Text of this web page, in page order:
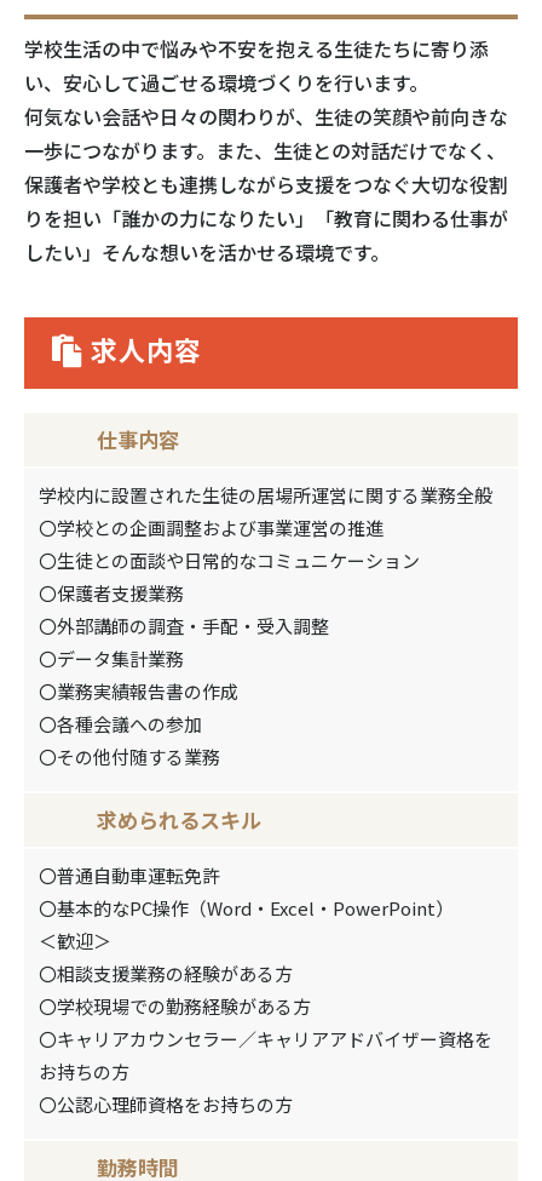
学校生活の中で悩みや不安を抱える生徒たちに寄り添
い、安心して過ごせる環境づくりを行います。
何気ない会話や日々の関わりが、生徒の笑顔や前向きな
一歩につながります。また、生徒との対話だけでなく、
保護者や学校とも連携しながら支援をつなぐ大切な役割
りを担い 「誰かの力になりたい」「教育に関わる仕事が
したい」そんな想いを活かせる環境です。
求人内容
仕事内容
学校内に設置された生徒の居場所運営に関する業務全般
〇学校との企画調整および事業運営の推進
〇生徒との面談や日常的なコミュニケーション
〇保護者支援業務
〇外部講師の調査・手配・受入調整
〇データ集計業務
〇業務実績報告書の作成
〇各種会議への参加
〇その他付随する業務
求められるスキル
〇普通自動車運転免許
〇基本的なPC操作（Word・Excel・PowerPoint）
＜歓迎＞
〇相談支援業務の経験がある方
〇学校現場での勤務経験がある方
〇キャリアカウンセラー／キャリアアドバイザー資格を
お持ちの方
〇公認心理師資格をお持ちの方
勤務時間